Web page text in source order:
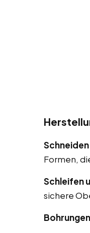
Formen,
Schleifen
sichere